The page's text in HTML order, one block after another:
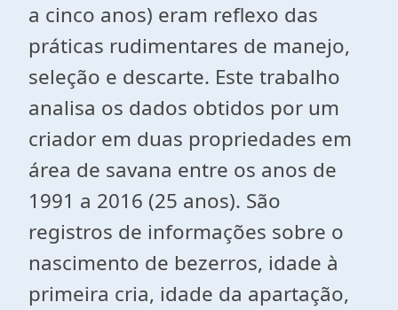
a cinco anos) eram reflexo das
práticas rudimentares de manejo,
seleção e descarte. Este trabalho
analisa os dados obtidos por um
criador em duas propriedades em
área de savana entre os anos de
1991 a 2016 (25 anos). São
registros de informações sobre o
nascimento de bezerros, idade à
primeira cria, idade da apartação,